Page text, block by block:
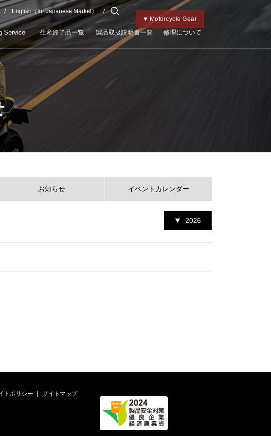
Motorcycle Gear
Kabutoトップ
Bicycle Gear
チャイルドメット
English（for Japanese Market）
Service 生産終了品一覧 製品取扱説明書一覧 修理について
お知らせ イベントカレンダー
2026
トポリシー サイトマップ